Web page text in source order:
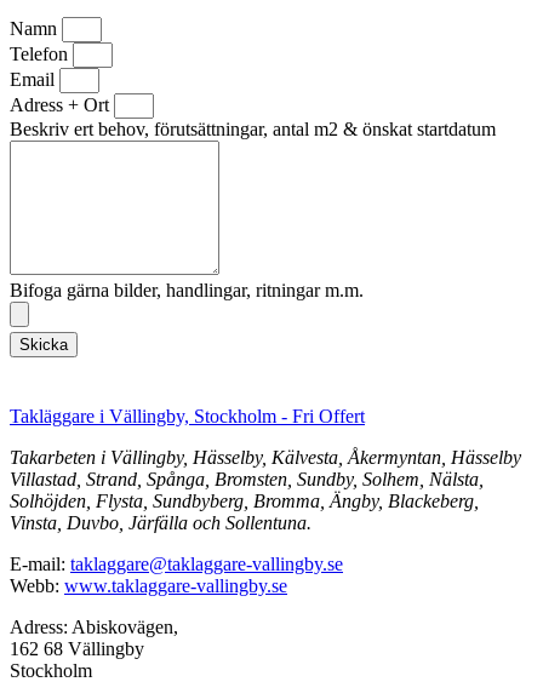
Namn
Telefon
Email
Adress + Ort
Beskriv ert behov, förutsättningar, antal m2 & önskat startdatum
Bifoga gärna bilder, handlingar, ritningar m.m.
Skicka
Takläggare i Vällingby, Stockholm - Fri Offert
Takarbeten i Vällingby, Hässelby, Kälvesta, Åkermyntan, Hässelby
Villastad, Strand, Spånga, Bromsten, Sundby, Solhem, Nälsta,
Solhöjden, Flysta, Sundbyberg, Bromma, Ängby, Blackeberg,
Vinsta, Duvbo, Järfälla och Sollentuna.
E-mail: taklaggare@taklaggare-vallingby.se
Webb: www.taklaggare-vallingby.se
Adress: Abiskovägen,
162 68 Vällingby
Stockholm